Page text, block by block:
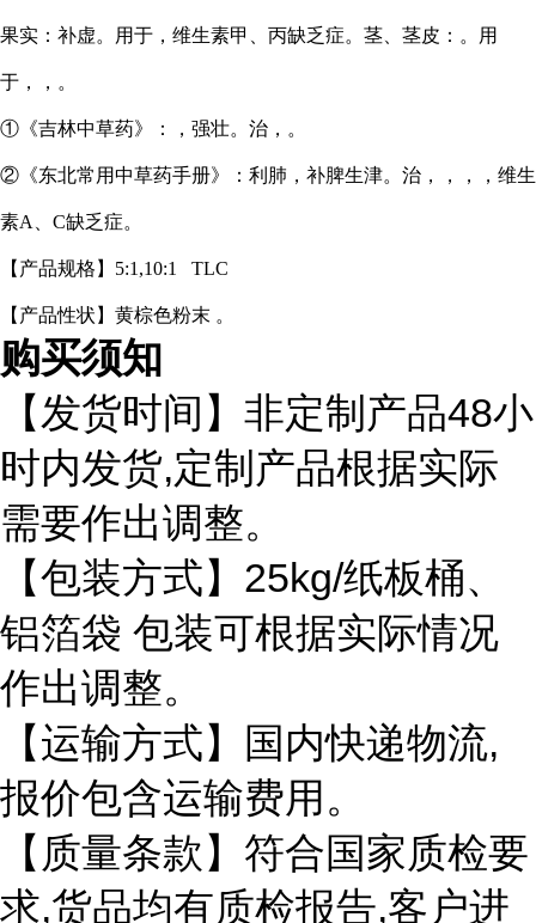
果实：补虚。用于，维生素甲、丙缺乏症。茎、茎皮：。用
于，，。
①《吉林中草药》：，强壮。治，。
②《东北常用中草药手册》：利肺，补脾生津。治，，，，维生
素A、C缺乏症。
【产品规格】 5:1,10:1 TLC
【产品性状】黄棕色粉末 。
购买须知
【发货时间】非定制产品48小
时内发货,定制产品根据实际
需要作出调整。
【包装方式】 25kg/纸板桶、
铝箔袋 包装可根据实际情况
作出调整。
【运输方式】国内快递物流,
报价包含运输费用。
【质量条款】符合国家质检要
求,货品均有质检报告,客户进